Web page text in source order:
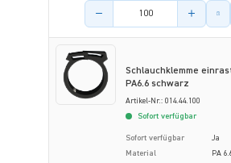
Menge des Artikels
Schlauchklemme
PA6.6 schwarz
Artikel-Nr.: 014.44.100
Sofort verfügbar
Sofort verfügbar
Ja
Material
PA